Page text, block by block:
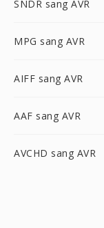
SNDR sang AVR
MPG sang AVR
AIFF sang AVR
AAF sang AVR
AVCHD sang AVR